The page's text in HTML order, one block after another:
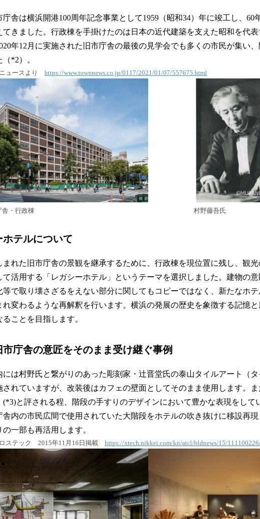
庁舎は横浜開港100周年記念事業として1959（昭和34）年に竣工し、60
てきました。行政棟を手掛けたのは日本の近代建築を支えた昭和を代
年12月に実施された旧市庁舎の最後の見学会でも多くの市民が集い
*2）。
ュースより https://www.townnews.co.jp/0117/2021/01/07/557675.html
・行政棟 村野藤吾氏
ホテルについて
まれた旧市庁舎の景観を継承するために、行政棟を現位置に残し、観
て活用する「レガシーホテル」というテーマを選択しました。建物の
等で取り壊さざるをえない部分に関してもコピーではなく、新たなホ
れ変わるような再解釈を行います。横浜の発展の歴史を象徴する記憶
ことを目指します。
市庁舎の意匠をそのまま受け継ぐ事例
には村野氏と繋がりのあった彫刻家・辻晋堂氏の泰山タイルアート（
されていますが、改装後はカフェの壁面としてそのまま使用します。
(*3)と評される程、階段の手すりのデザインにおいて豊かな表現をして
舎内の市民広間で使用されていた大階段をホテルの吹き抜けに移設再
一部も再活用します。
ステック 2015年11月16日掲載 https://xtech.nikkei.com/kn/atcl/bldnews/15/